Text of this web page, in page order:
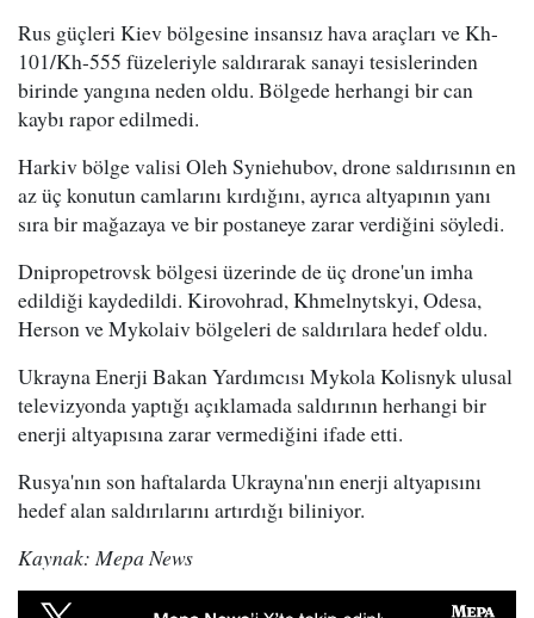
Rus güçleri Kiev bölgesine insansız hava araçları ve Kh-
101/Kh-555 füzeleriyle saldırarak sanayi tesislerinden
birinde yangına neden oldu. Bölgede herhangi bir can
kaybı rapor edilmedi.
Harkiv bölge valisi Oleh Syniehubov, drone saldırısının en
az üç konutun camlarını kırdığını, ayrıca altyapının yanı
sıra bir mağazaya ve bir postaneye zarar verdiğini söyledi.
Dnipropetrovsk bölgesi üzerinde de üç drone'un imha
edildiği kaydedildi. Kirovohrad, Khmelnytskyi, Odesa,
Herson ve Mykolaiv bölgeleri de saldırılara hedef oldu.
Ukrayna Enerji Bakan Yardımcısı Mykola Kolisnyk ulusal
televizyonda yaptığı açıklamada saldırının herhangi bir
enerji altyapısına zarar vermediğini ifade etti.
Rusya'nın son haftalarda Ukrayna'nın enerji altyapısını
hedef alan saldırılarını artırdığı biliniyor.
Kaynak: Mepa News